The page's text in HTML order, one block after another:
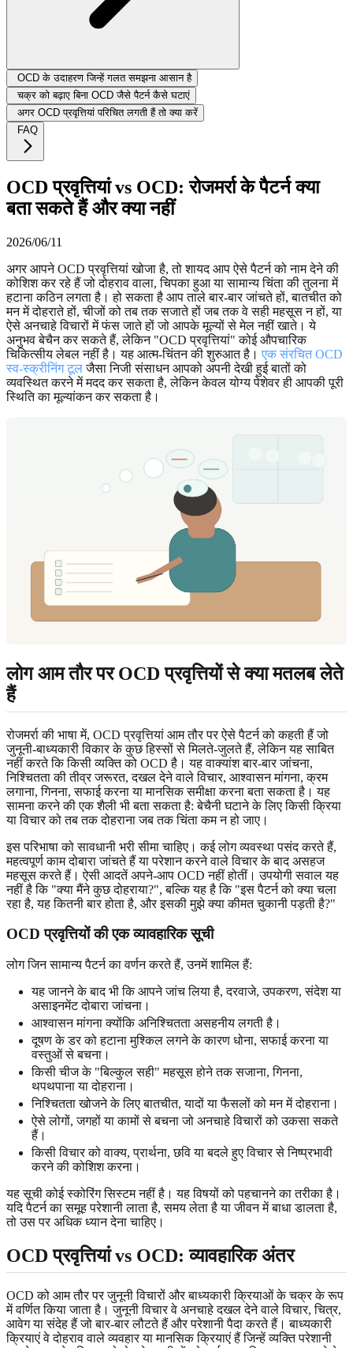
OCD के उदाहरण जिन्हें गलत समझना आसान है
चक्र को बढ़ाए बिना OCD जैसे पैटर्न कैसे घटाएं
अगर OCD प्रवृत्तियां परिचित लगती हैं तो क्या करें
FAQ
OCD प्रवृत्तियां vs OCD: रोजमर्रा के पैटर्न क्या
बता सकते हैं और क्या नहीं
2026/06/11
अगर आपने OCD प्रवृत्तियां खोजा है, तो शायद आप ऐसे पैटर्न को नाम देने की
कोशिश कर रहे हैं जो दोहराव वाला, चिपका हुआ या सामान्य चिंता की तुलना में
हटाना कठिन लगता है। हो सकता है आप ताले बार-बार जांचते हों, बातचीत को
मन में दोहराते हों, चीजों को तब तक सजाते हों जब तक वे सही महसूस न हों, या
ऐसे अनचाहे विचारों में फंस जाते हों जो आपके मूल्यों से मेल नहीं खाते। ये
अनुभव बेचैन कर सकते हैं, लेकिन "OCD प्रवृत्तियां" कोई औपचारिक
चिकित्सीय लेबल नहीं है। यह आत्म-चिंतन की शुरुआत है। एक संरचित OCD
स्व-स्क्रीनिंग टूलजैसा निजी संसाधन आपको अपनी देखी हुई बातों को
व्यवस्थित करने में मदद कर सकता है, लेकिन केवल योग्य पेशेवर ही आपकी पूरी
स्थिति का मूल्यांकन कर सकता है।
लोग आम तौर पर OCD प्रवृत्तियों से क्या मतलब लेते
हैं
रोजमर्रा की भाषा में, OCD प्रवृत्तियां आम तौर पर ऐसे पैटर्न को कहती हैं जो
जुनूनी-बाध्यकारी विकार के कुछ हिस्सों से मिलते-जुलते हैं, लेकिन यह साबित
नहीं करते कि किसी व्यक्ति को OCD है। यह वाक्यांश बार-बार जांचना,
निश्चितता की तीव्र जरूरत, दखल देने वाले विचार, आश्वासन मांगना, क्रम
लगाना, गिनना, सफाई करना या मानसिक समीक्षा करना बता सकता है। यह
सामना करने की एक शैली भी बता सकता है: बेचैनी घटाने के लिए किसी क्रिया
या विचार को तब तक दोहराना जब तक चिंता कम न हो जाए।
इस परिभाषा को सावधानी भरी सीमा चाहिए। कई लोग व्यवस्था पसंद करते हैं,
महत्वपूर्ण काम दोबारा जांचते हैं या परेशान करने वाले विचार के बाद असहज
महसूस करते हैं। ऐसी आदतें अपने-आप OCD नहीं होतीं। उपयोगी सवाल यह
नहीं है कि "क्या मैंने कुछ दोहराया?", बल्कि यह है कि "इस पैटर्न को क्या चला
रहा है, यह कितनी बार होता है, और इसकी मुझे क्या कीमत चुकानी पड़ती है?"
OCD प्रवृत्तियों की एक व्यावहारिक सूची
लोग जिन सामान्य पैटर्न का वर्णन करते हैं, उनमें शामिल हैं:
यह जानने के बाद भी कि आपने जांच लिया है, दरवाजे, उपकरण, संदेश या
असाइनमेंट दोबारा जांचना।
आश्वासन मांगना क्योंकि अनिश्चितता असहनीय लगती है।
दूषण के डर को हटाना मुश्किल लगने के कारण धोना, सफाई करना या
वस्तुओं से बचना।
किसी चीज के "बिल्कुल सही" महसूस होने तक सजाना, गिनना,
थपथपाना या दोहराना।
निश्चितता खोजने के लिए बातचीत, यादों या फैसलों को मन में दोहराना।
ऐसे लोगों, जगहों या कामों से बचना जो अनचाहे विचारों को उकसा सकते
हैं।
किसी विचार को वाक्य, प्रार्थना, छवि या बदले हुए विचार से निष्प्रभावी
करने की कोशिश करना।
यह सूची कोई स्कोरिंग सिस्टम नहीं है। यह विषयों को पहचानने का तरीका है।
यदि पैटर्न का समूह परेशानी लाता है, समय लेता है या जीवन में बाधा डालता है,
तो उस पर अधिक ध्यान देना चाहिए।
OCD प्रवृत्तियां vs OCD: व्यावहारिक अंतर
OCD को आम तौर पर जुनूनी विचारों और बाध्यकारी क्रियाओं के चक्र के रूप
में वर्णित किया जाता है। जुनूनी विचार वे अनचाहे दखल देने वाले विचार, चित्र,
आवेग या संदेह हैं जो बार-बार लौटते हैं और परेशानी पैदा करते हैं। बाध्यकारी
क्रियाएं वे दोहराव वाले व्यवहार या मानसिक क्रियाएं हैं जिन्हें व्यक्ति परेशानी